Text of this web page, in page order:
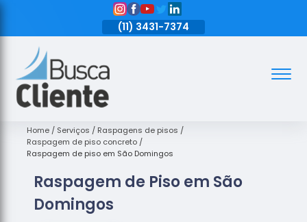
(11) 3431-7374
Assoalhos
de Madeira
Decks de
Empresas
de
Home Serviços
Raspagens de pisos
Raspagem de piso concreto
Raspagem de piso em São Domingos
Raspagem de Piso em São
Domingos